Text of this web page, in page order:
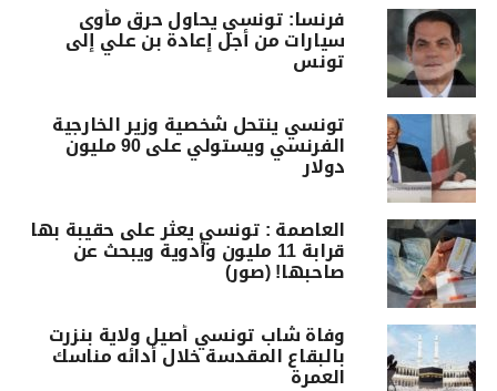
فرنسا: تونسي يحاول حرق مأوى
سيارات من أجل إعادة بن علي إلى
تونس
تونسي ينتحل شخصية وزير الخارجية
الفرنسي ويستولي على 90 مليون
دولار
العاصمة : تونسي يعثر على حقيبة بها
قرابة 11 مليون وأدوية ويبحث عن
صاحبها! (صور)
وفاة شاب تونسي أصيل ولاية بنزرت
بالبقاع المقدسة خلال أدائه مناسك
العمرة